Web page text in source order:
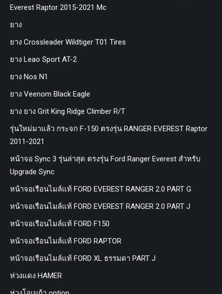
Everest Raptor 2015-2021 Mc
ยาง
ยาง Crossleader Wildtiger T01 Tires
ยาง Leao Sport AT-2
ยาง Nos N1
ยาง Veenom Black Eagle
ยาง ยาง Grit King Ridge Climber R/T
รุ่นใหม่มาแล้ว กระจก F-150 ตรงรุ่น RANGER EVEREST Raptor
2011-2021
หน้าจอ Sync 3 รุ่นล่าสุด ตรงรุ่น Ford Ranger Everest สำหรับ
Upgrade Sync
หน้าจอเรือนไมล์แท้ FORD EVEREST RANGER 2.0 PART G
หน้าจอเรือนไมล์แท้ FORD EVEREST RANGER 2.0 PART J
หน้าจอเรือนไมล์แท้ FORD F150
หน้าจอเรือนไมล์แท้ FORD RAPTOR
หน้าจอเรือนไมล์แท้ FORD XL ธรรมดา PART J
ห่วงแดง HAMER